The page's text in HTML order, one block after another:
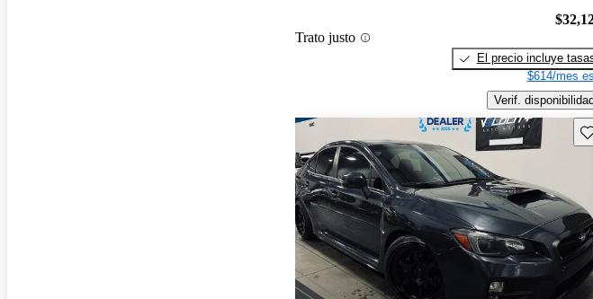
Trato justo
El precio incluye
$614/mes
Verif. disponibilidad